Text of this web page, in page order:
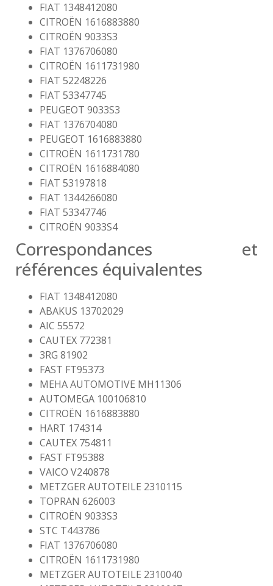
FIAT 1348412080
CITROËN 1616883880
CITROËN 9033S3
FIAT 1376706080
CITROËN 1611731980
FIAT 52248226
FIAT 53347745
PEUGEOT 9033S3
FIAT 1376704080
PEUGEOT 1616883880
CITROËN 1611731780
CITROËN 1616884080
FIAT 53197818
FIAT 1344266080
FIAT 53347746
CITROËN 9033S4
Correspondances et
références équivalentes
FIAT 1348412080
ABAKUS 13702029
AIC 55572
CAUTEX 772381
3RG 81902
FAST FT95373
MEHA AUTOMOTIVE MH11306
AUTOMEGA 100106810
CITROËN 1616883880
HART 174314
CAUTEX 754811
FAST FT95388
VAICO V240878
METZGER AUTOTEILE 2310115
TOPRAN 626003
CITROËN 9033S3
STC T443786
FIAT 1376706080
CITROËN 1611731980
METZGER AUTOTEILE 2310040